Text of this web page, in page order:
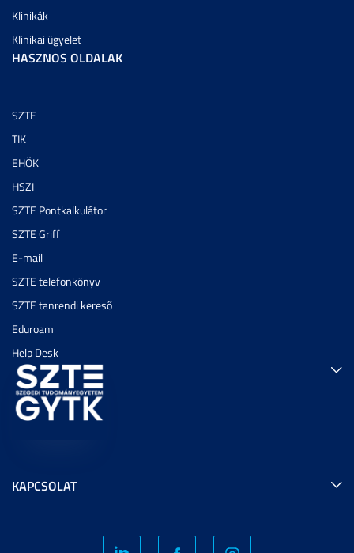
Klinikák
Klinikai ügyelet
HASZNOS OLDALAK
SZTE
TIK
EHÖK
HSZI
SZTE Pontkalkulátor
SZTE Griff
E-mail
SZTE telefonkönyv
SZTE tanrendi kereső
Eduroam
Help Desk
KAPCSOLAT